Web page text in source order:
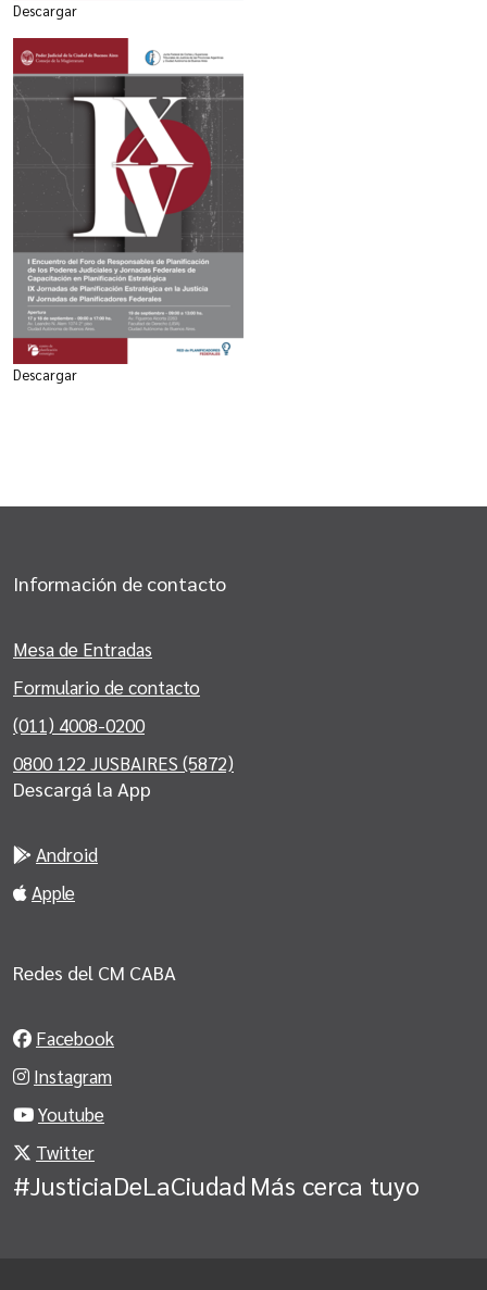
Descargar
Descargar
Información de contacto
Mesa de Entradas
Formulario de contacto
(011) 4008-0200
0800 122 JUSBAIRES (5872)
Descargá la App
Android
Apple
Redes del CM CABA
Facebook
Instagram
Youtube
Twitter
#JusticiaDeLaCiudad Más cerca tuyo